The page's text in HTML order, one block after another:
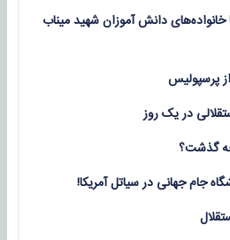
خانواده‌های دانش آموزان شهید میناب
پرسپولیس
چه گذشت؟
جام جهانی در سیاتل آمریکا!